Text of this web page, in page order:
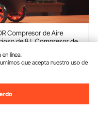
Compresor de Aire
de 8 L Compresor de
de 3,5 Mpa Motor sin
70 dB para Reparación de
Pintura a Pistola
(932)
tan pronto como
línea.
que acepta nuestro uso de